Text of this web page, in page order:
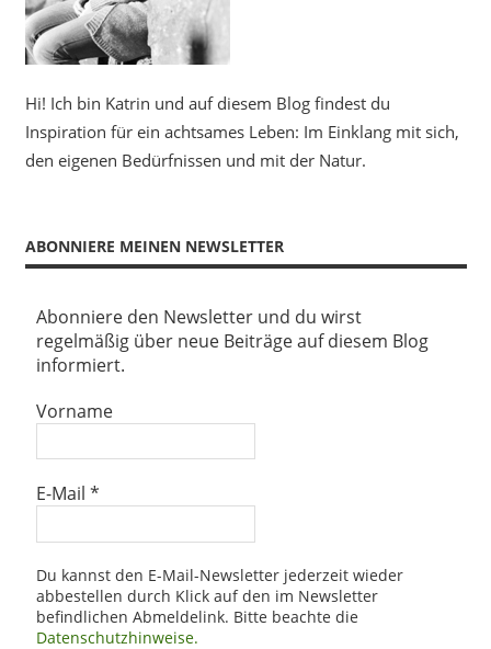
Hi! Ich bin Katrin und auf diesem Blog findest du
Inspiration für ein achtsames Leben: Im Einklang mit sich,
den eigenen Bedürfnissen und mit der Natur.
ABONNIERE MEINEN NEWSLETTER
Abonniere den Newsletter und du wirst
regelmäßig über neue Beiträge auf diesem Blog
informiert.
Vorname
E-Mail *
Du kannst den E-Mail-Newsletter jederzeit wieder
abbestellen durch Klick auf den im Newsletter
befindlichen Abmeldelink. Bitte beachte die
Datenschutzhinweise.